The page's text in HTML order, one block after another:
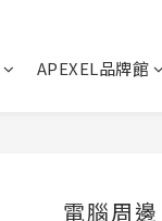
APEXEL品牌館
電腦周邊